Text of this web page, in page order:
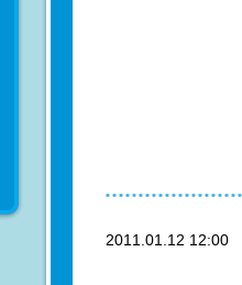
2011.01.12